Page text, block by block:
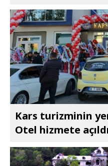
Kars turizminin
Otel hizmete açıldı